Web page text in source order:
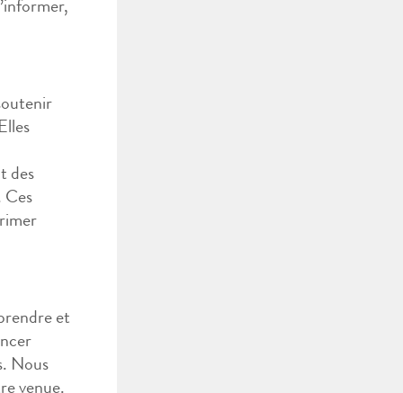
des
Ces
et
Nous
venue.